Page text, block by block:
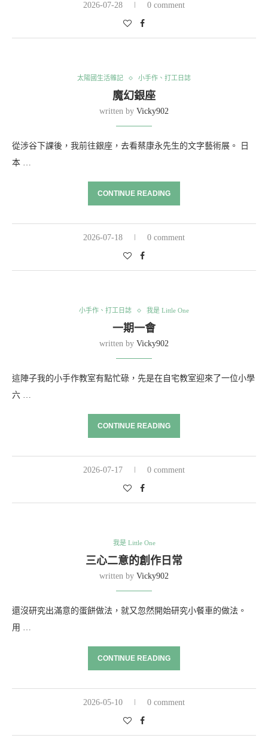
2026-07-28 0 comment
太陽國生活雜記 小手作、打工日誌
魔幻銀座
written by Vicky902
從涉谷下課後，我前往銀座，去看蔡康永先生的文字藝術展。 日
本 …
CONTINUE READING
2026-07-18 0 comment
小手作、打工日誌 我是 Little One
一期一會
written by Vicky902
這陣子我的小手作教室有點忙碌，先是在自宅教室迎來了一位小學
六 …
CONTINUE READING
2026-07-17 0 comment
我是 Little One
三心二意的創作日常
written by Vicky902
還沒研究出滿意的蛋餅做法，就又忽然開始研究小餐車的做法。
用 …
CONTINUE READING
2026-05-10 0 comment